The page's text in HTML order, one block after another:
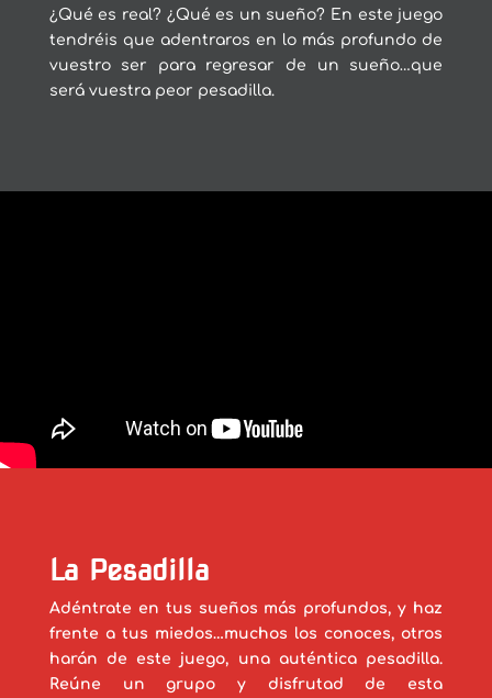
¿Qué es real? ¿Qué es un sueño? En este juego
tendréis que adentraros en lo más profundo de
vuestro ser para regresar de un sueño…que
será vuestra peor pesadilla.
La Pesadilla
Adéntrate en tus sueños más profundos, y haz
frente a tus miedos…muchos los conoces, otros
harán de este juego, una auténtica pesadilla.
Reúne un grupo y disfrutad de esta